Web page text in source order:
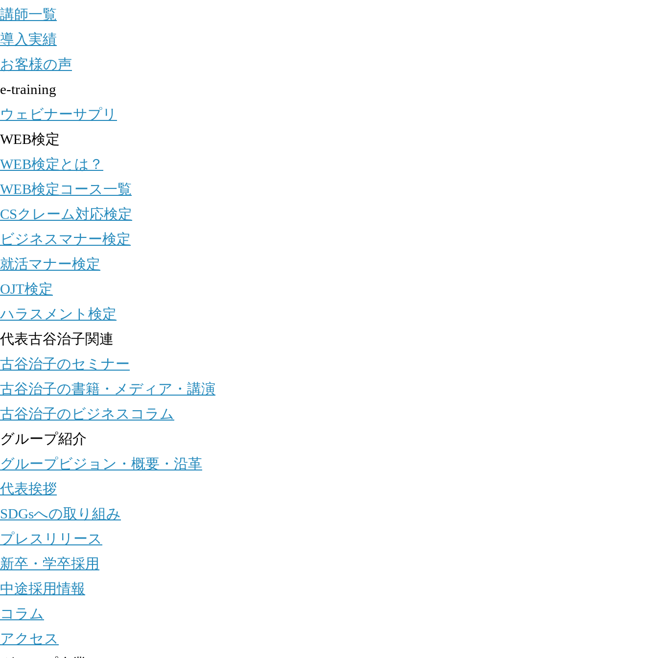
講師一覧
導入実績
お客様の声
e-training
ウェビナーサプリ
WEB検定
WEB検定とは？
WEB検定コース一覧
CSクレーム対応検定
ビジネスマナー検定
就活マナー検定
OJT検定
ハラスメント検定
代表古谷治子関連
古谷治子のセミナー
古谷治子の書籍・メディア・講演
古谷治子のビジネスコラム
グループ紹介
グループビジョン・概要・沿革
代表挨拶
SDGsへの取り組み
プレスリリース
新卒・学卒採用
中途採用情報
コラム
アクセス